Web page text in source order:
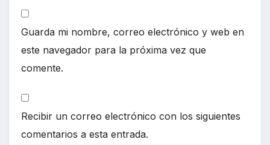
Guarda mi nombre, correo electrónico y web en
este navegador para la próxima vez que
comente.
Recibir un correo electrónico con los siguientes
comentarios a esta entrada.